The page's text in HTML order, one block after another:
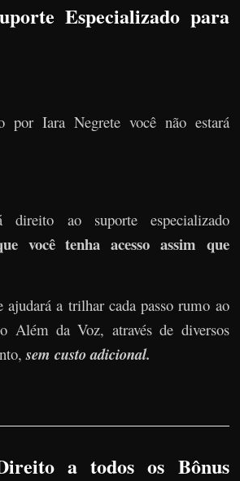
Especializado para
por Iara Negrete você não estará
direito ao suporte especializado
você tenha acesso assim que
ajudará a trilhar cada passo rumo ao
Além da Voz, através de diversos
sem custo adicional.
a todos os Bônus